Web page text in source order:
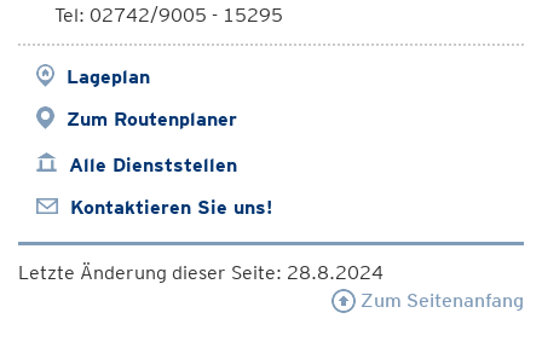
Tel: 02742/9005 - 15295
Lageplan
Zum Routenplaner
Alle Dienststellen
Kontaktieren Sie uns!
Letzte Änderung dieser Seite: 28.8.2024
Zum Seitenanfang